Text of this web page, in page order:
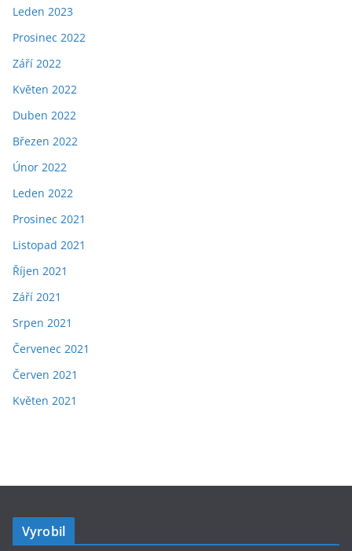
Leden 2023
Prosinec 2022
Září 2022
Květen 2022
Duben 2022
Březen 2022
Únor 2022
Leden 2022
Prosinec 2021
Listopad 2021
Říjen 2021
Září 2021
Srpen 2021
Červenec 2021
Červen 2021
Květen 2021
Vyrobil